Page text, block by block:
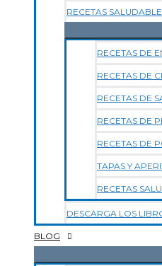
RECETAS
RECETAS DE
RECETAS DE
RECETAS DE
RECETAS DE
RECETAS DE
TAPAS Y
RECETAS
DESCARGA LOS
BLOG